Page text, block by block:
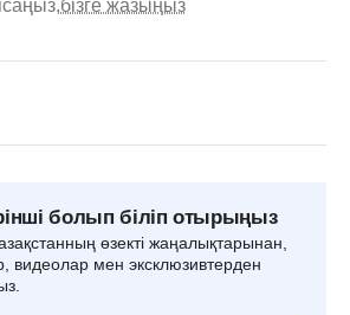
бізге жазыңыз
болып біліп отырыңыз
өзекті жаңалықтарынан,
видеолар мен эксклюзивтерден